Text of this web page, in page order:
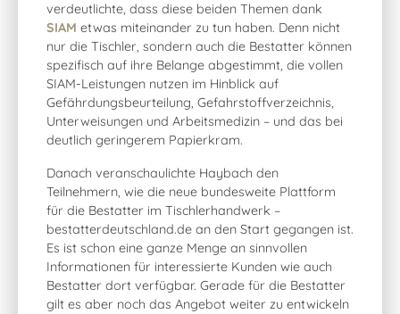
verdeutlichte, dass diese beiden Themen dank
SIAM etwas miteinander zu tun haben. Denn nicht
nur die Tischler, sondern auch die Bestatter können
spezifisch auf ihre Belange abgestimmt, die vollen
SIAM-Leistungen nutzen im Hinblick auf
Gefährdungsbeurteilung, Gefahrstoffverzeichnis,
Unterweisungen und Arbeitsmedizin – und das bei
deutlich geringerem Papierkram.
Danach veranschaulichte Haybach den
Teilnehmern, wie die neue bundesweite Plattform
für die Bestatter im Tischlerhandwerk –
bestatterdeutschland.de an den Start gegangen ist.
Es ist schon eine ganze Menge an sinnvollen
Informationen für interessierte Kunden wie auch
Bestatter dort verfügbar. Gerade für die Bestatter
gilt es aber noch das Angebot weiter zu entwickeln